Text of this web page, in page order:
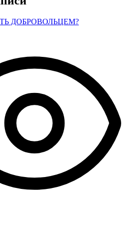
ДОБРОВОЛЬЦЕМ?